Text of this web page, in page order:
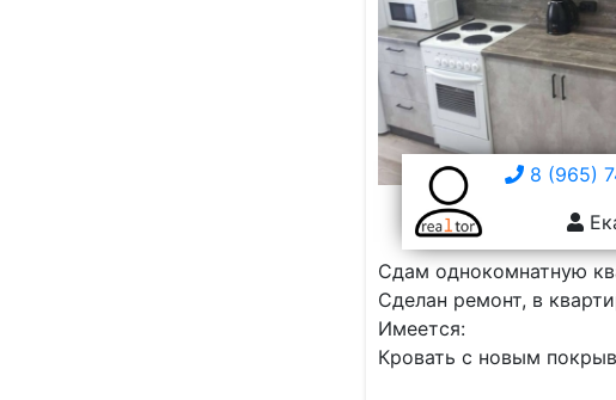
8 (965)
Сдам однокомнатную
Сделан ремонт, в
Имеется:
Кровать с новым